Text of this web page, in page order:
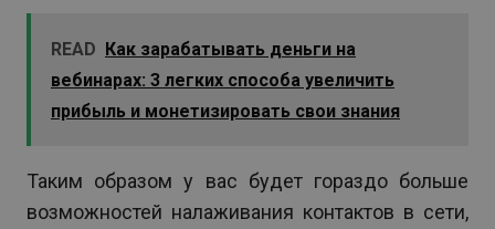
READ Как зарабатывать деньги на
вебинарах: 3 легких способа увеличить
прибыль и монетизировать свои знания
Таким образом у вас будет гораздо больше
возможностей налаживания контактов в сети,